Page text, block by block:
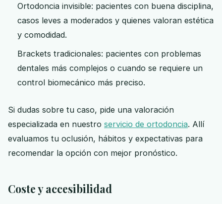
Ortodoncia invisible: pacientes con buena disciplina,
casos leves a moderados y quienes valoran estética
y comodidad.
Brackets tradicionales: pacientes con problemas
dentales más complejos o cuando se requiere un
control biomecánico más preciso.
Si dudas sobre tu caso, pide una valoración
especializada en nuestro servicio de ortodoncia. Allí
evaluamos tu oclusión, hábitos y expectativas para
recomendar la opción con mejor pronóstico.
Coste y accesibilidad